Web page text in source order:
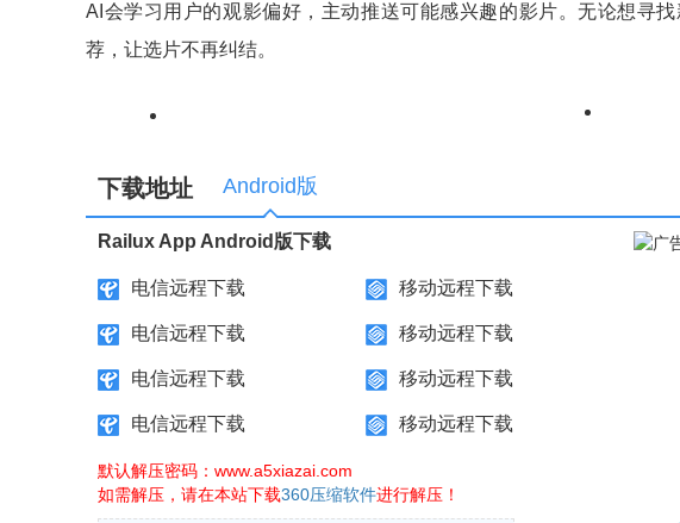
AI会学习用户的观影偏好，主动推送可能感兴趣的影片。无论想寻
荐，让选片不再纠结。
下载地址 Android版
Railux App Android版下载
电信远程下载 移动远程下载
电信远程下载 移动远程下载
电信远程下载 移动远程下载
电信远程下载 移动远程下载
默认解压密码：www.a5xiazai.com
如需解压，请在本站下载360压缩软件进行解压！